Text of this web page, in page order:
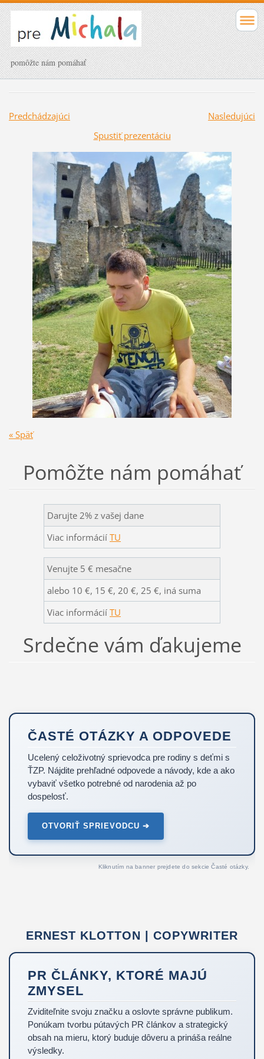
pomôžte nám pomáhať
Predchádzajúci
Nasledujúci
Spustiť prezentáciu
« Späť
Pomôžte nám pomáhať
Darujte 2% z vašej dane
Viac informácií TU
Venujte 5 € mesačne
alebo 10 €, 15 €, 20 €, 25 €, iná suma
Viac informácií TU
Srdečne vám ďakujeme
ČASTÉ OTÁZKY A ODPOVEDE
Ucelený celoživotný sprievodca pre rodiny s deťmi s
ŤZP. Nájdite prehľadné odpovede a návody, kde a ako
vybaviť všetko potrebné od narodenia až po
dospelosť.
OTVORIŤ SPRIEVODCU ➔
Kliknutím na banner prejdete do sekcie Časté otázky.
ERNEST KLOTTON | COPYWRITER
PR ČLÁNKY, KTORÉ MAJÚ
ZMYSEL
Zviditeľnite svoju značku a oslovte správne publikum.
Ponúkam tvorbu pútavých PR článkov a strategický
obsah na mieru, ktorý buduje dôveru a prináša reálne
výsledky.